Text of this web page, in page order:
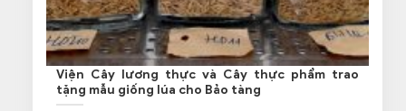
Viện Cây lương thực và Cây thực phẩm trao
tặng mẫu giống lúa cho Bảo tàng